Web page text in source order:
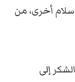
أخرى، من
إلى